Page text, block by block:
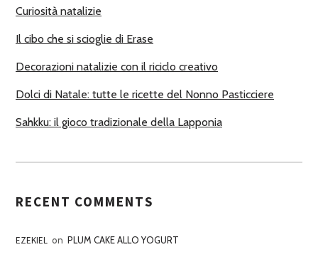
I
Curiosità natalizie
Il cibo che si scioglie di Erase
Decorazioni natalizie con il riciclo creativo
Dolci di Natale: tutte le ricette del Nonno Pasticciere
Sahkku: il gioco tradizionale della Lapponia
RECENT COMMENTS
EZEKIEL on PLUM CAKE ALLO YOGURT